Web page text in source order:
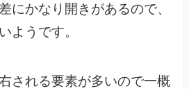
にかなり開きがあるので、
ようです。
される要素が多いので一概